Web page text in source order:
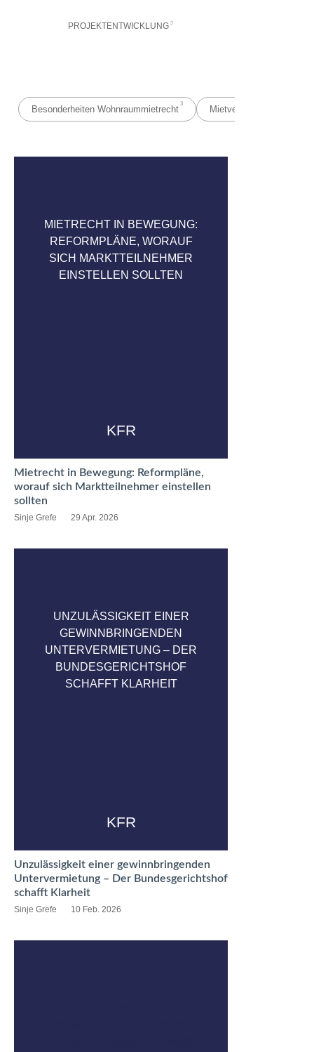
PROJEKTENTWICKLUNG 3
Besonderheiten Wohnraummietrecht
3
Mietvertrag &
MIETRECHT IN BEWEGUNG:
REFORMPLÄNE, WORAUF
SICH MARKTTEILNEHMER
EINSTELLEN SOLLTEN
KFR
Mietrecht in Bewegung: Reformpläne,
worauf sich Marktteilnehmer einstellen
sollten
Sinje Grefe 29 Apr. 2026
UNZULÄSSIGKEIT EINER
GEWINNBRINGENDEN
UNTERVERMIETUNG – DER
BUNDESGERICHTSHOF
SCHAFFT KLARHEIT
KFR
Unzulässigkeit einer gewinnbringenden
Untervermietung – Der Bundesgerichtshof
schafft Klarheit
Sinje Grefe 10 Feb. 2026